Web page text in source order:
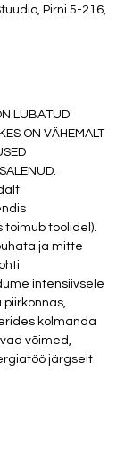
Pirni 5-216,
LUBATUD
ON VÄHEMALT
toolidel).
ja mitte
intensiivsele
kolmanda
võimed,
järgselt